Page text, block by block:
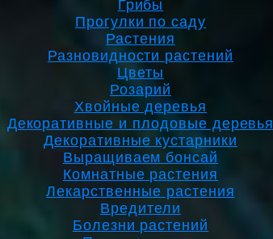
Грибы
Прогулки по саду
Растения
Разновидности растений
Цветы
Розарий
Хвойные деревья
Декоративные и плодовые деревья
Декоративные кустарники
Выращиваем бонсай
Комнатные растения
Лекарственные растения
Вредители
Болезни растений